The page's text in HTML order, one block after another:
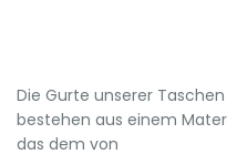
Die Gurte unserer Taschen
bestehen aus einem
das dem von